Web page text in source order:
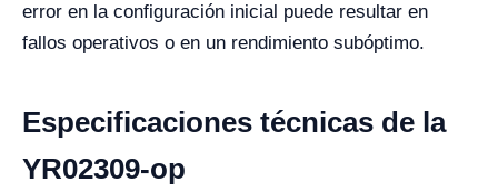
error en la configuración inicial puede resultar en
fallos operativos o en un rendimiento subóptimo.
Especificaciones técnicas de la
YR02309-op